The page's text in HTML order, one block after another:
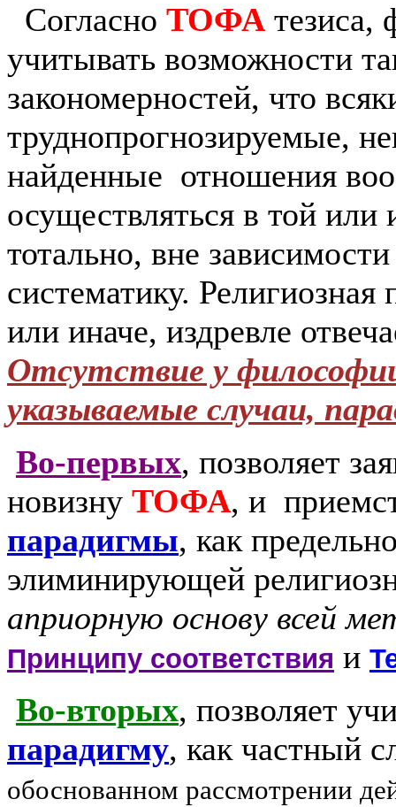
Согласно ТОФАтезиса,
учитывать возможности
закономерностей, что
труднопрогнозируемые,
найденные отношения
осуществляться в той
тотально, вне
систематику.
или иначе, издревле
Отсутствие у
указываемые случаи,
Во-первых, позволяет
новизну ТОФА, и
парадигмы, как
элиминирующей
априорную основу всей
Принципу соответствия и
Во-вторых, позволяет
парадигму, как частный
обоснованном рассмотрении